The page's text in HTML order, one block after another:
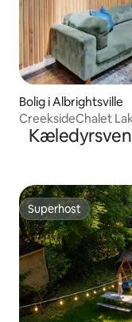
Bolig i Albrightsville
CreeksideChalet
Superhost
Superhost